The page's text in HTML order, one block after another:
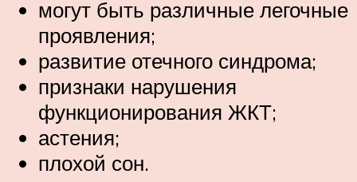
могут быть различные легочные
проявления;
развитие отечного синдрома;
признаки нарушения
функционирования ЖКТ;
астения;
плохой сон.